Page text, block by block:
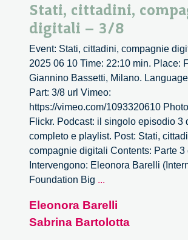
Stati, cittadini,
digitali – 3/8
Event: Stati, cittadini, compagnie
2025 06 10 Time: 22:10 min. Place:
Giannino Bassetti, Milano.
Part: 3/8 url Vimeo:
https://vimeo.com/1093320610
Flickr. Podcast: il singolo episodio 3
completo e playlist. Post: Stati,
compagnie digitali Contents: Parte 3
Intervengono: Eleonora Barelli
Foundation Big ...
compagnie
digitali
Eleonora Barelli
Sabrina Bartolotta